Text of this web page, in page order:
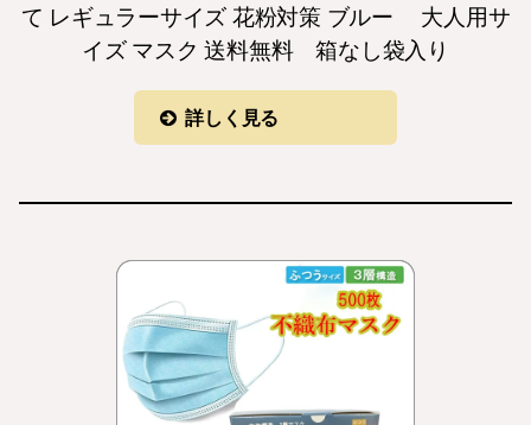
て レギュラーサイズ 花粉対策 ブルー 大人用サ
イズ マスク 送料無料 箱なし袋入り
詳しく見る